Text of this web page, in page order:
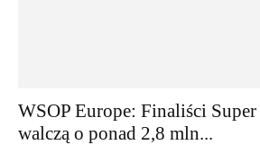
WSOP Europe: Finaliści
walczą o ponad 2,8 mln...